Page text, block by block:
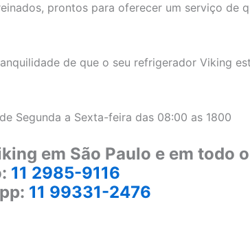
prontos para oferecer um serviço de
de que o seu refrigerador Viking
Segunda a Sexta-feira das 08:00 as 1800
em São Paulo e em todo
11 2985-9116
11 99331-2476